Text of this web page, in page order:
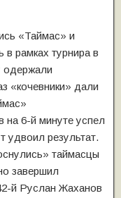
«Таймас» и
рамках турнира в
одержали
«кочевники» дали
на 6-й минуте успел
удвоил результат.
таймасцы
завершил
й Руслан Жаханов